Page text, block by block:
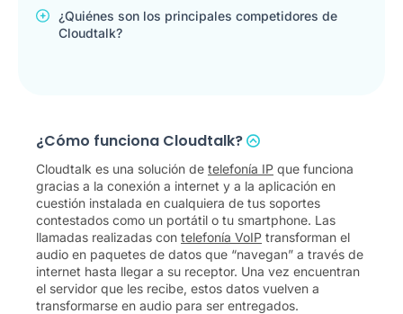
¿Quiénes son los principales competidores de
Cloudtalk?
¿Cómo funciona Cloudtalk?
Cloudtalk es una solución de telefonía IP que funciona
gracias a la conexión a internet y a la aplicación en
cuestión instalada en cualquiera de tus soportes
contestados como un portátil o tu smartphone. Las
llamadas realizadas con telefonía VoIP transforman el
audio en paquetes de datos que “navegan” a través de
internet hasta llegar a su receptor. Una vez encuentran
el servidor que les recibe, estos datos vuelven a
transformarse en audio para ser entregados.